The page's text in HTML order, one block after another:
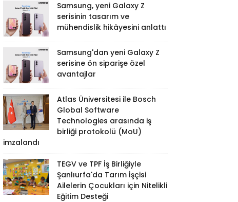
Samsung, yeni Galaxy Z
serisinin tasarım ve
mühendislik hikâyesini anlattı
Samsung'dan yeni Galaxy Z
serisine ön siparişe özel
avantajlar
Atlas Üniversitesi ile Bosch
Global Software
Technologies arasında iş
birliği protokolü (MoU)
imzalandı
TEGV ve TPF İş Birliğiyle
Şanlıurfa'da Tarım İşçisi
Ailelerin Çocukları için Nitelikli
Eğitim Desteği